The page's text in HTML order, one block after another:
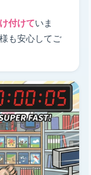
付けていま
も安心してご